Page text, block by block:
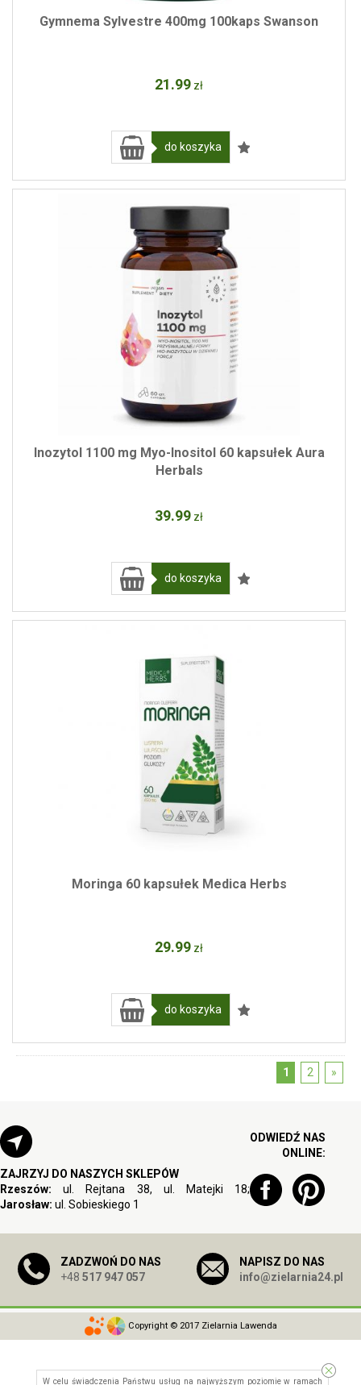
Gymnema Sylvestre 400mg 100kaps Swanson
21.99 zł
do koszyka
Inozytol 1100 mg Myo-Inositol 60 kapsułek Aura
Herbals
39.99 zł
do koszyka
Moringa 60 kapsułek Medica Herbs
29.99 zł
do koszyka
1 2 »
ZAJRZYJ DO NASZYCH SKLEPÓW
Rzeszów: ul. Rejtana 38, ul. Matejki 18;
Jarosław: ul. Sobieskiego 1
ODWIEDŹ NAS
ONLINE:
ZADZWOŃ DO NAS
+48 517 947 057
NAPISZ DO NAS
info@zielarnia24.pl
Copyright © 2017 Zielarnia Lawenda
W celu świadczenia Państwu usług na najwyższym poziomie w ramach